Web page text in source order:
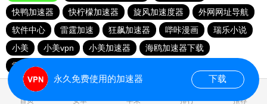
快鸭加速器
快柠檬加速器 旋风加速度器
外网网址导航
软件中心
雷霆加速 狂飙加速器 哔咔漫画
瑞乐小说
小美
小美vpn 小美加速器
海鸥加速器下载
雷霆加速下载
首页 安卓 苹果 排行 推荐
永久免费使用的加速器 下载
0.022756s